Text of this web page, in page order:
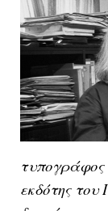
εκδότης